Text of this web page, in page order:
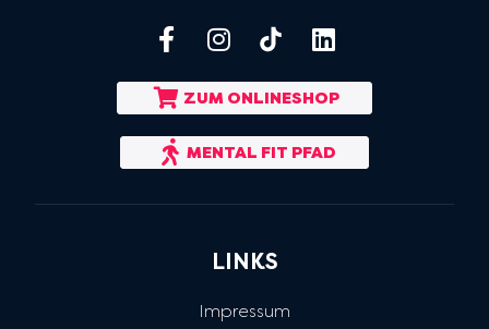
ZUM ONLINESHOP
MENTAL FIT PFAD
LINKS
Impressum